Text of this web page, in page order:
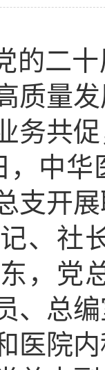
的二
质量
务共
，中
支开
、社
，党
、总
医院